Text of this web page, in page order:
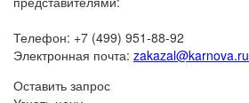
Телефон: +7 (499) 951-88-92
Электронная почта: zakazal@karnova.ru
Оставить запрос